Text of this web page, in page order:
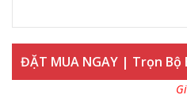
ĐẶT MUA NGAY | Trọn Bộ